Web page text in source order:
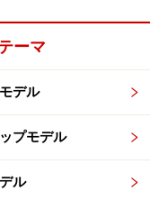
ーマ
デル
プモデル
ル